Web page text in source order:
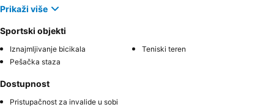
Prikaži više
Sportski objekti
Iznajmljivanje bicikala
Teniski teren
Pešačka staza
Dostupnost
Pristupačnost za invalide u sobi